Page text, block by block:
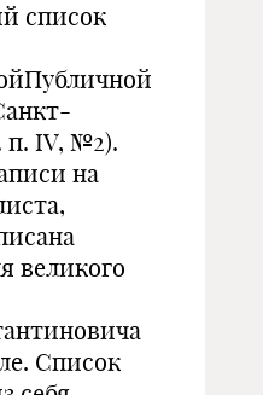
список
п. IV, №2).
на
великого
Список